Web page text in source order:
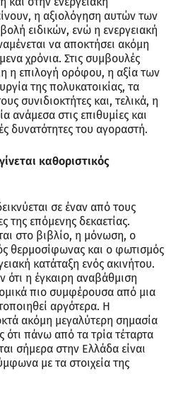
η αξιολόγηση αυτών των
ειδικών, ενώ η ενεργειακή
να αποκτήσει ακόμη
χρόνια. Στις συμβουλές
η επιλογή ορόφου, η αξία των
της πολυκατοικίας, τα
συνιδιοκτήτες και, τελικά, η
ανάμεσα στις επιθυμίες και
δυνατότητες του αγοραστή.
καθοριστικός
σε έναν από τους
της επόμενης δεκαετίας.
στο βιβλίο, η μόνωση, ο
θερμοσίφωνας και ο φωτισμός
κατάταξη ενός ακινήτου.
ότι η έγκαιρη αναβάθμιση
πιο συμφέρουσα από μια
αργότερα. Η
ακόμη μεγαλύτερη σημασία
ότι πάνω από τα τρία τέταρτα
σήμερα στην Ελλάδα είναι
με τα στοιχεία της